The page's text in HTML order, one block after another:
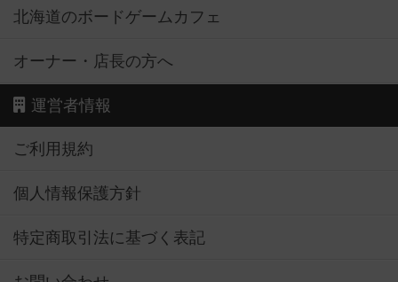
北海道のボードゲームカフェ
オーナー・店長の方へ
運営者情報
ご利用規約
個人情報保護方針
特定商取引法に基づく表記